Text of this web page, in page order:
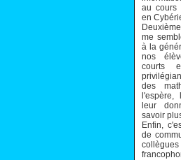
au cours
en
me
à la
nos
courts
des
l'espère,
leur
savoir
Enfin,
de